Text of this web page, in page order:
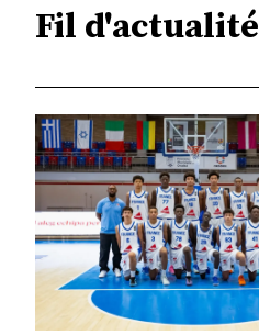
Fil d'actualité